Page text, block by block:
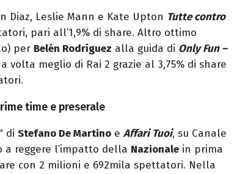
Diaz, Leslie Mann e Kate Upton Tutte contro
pari all’1,9% di share. Altro ottimo
per Belén Rodríguez alla guida di Only Fun –
volta meglio di Rai 2 grazie al 3,75% di share
time e preserale
di Stefano De Martino e Affari Tuoi, su Canale
reggere l’impatto della Nazionale in prima
con 2 milioni e 692mila spettatori. Nella